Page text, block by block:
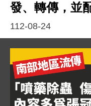
發、轉傳，並
112-08-24